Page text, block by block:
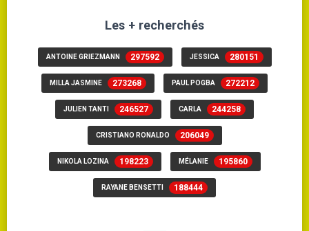
Les + recherchés
ANTOINE GRIEZMANN 297592 JESSICA 280151
MILLA JASMINE 273268 PAUL POGBA 272212
JULIEN TANTI 246527 CARLA 244258
CRISTIANO RONALDO 206049
NIKOLA LOZINA 198223 MÉLANIE 195860
RAYANE BENSETTI 188444